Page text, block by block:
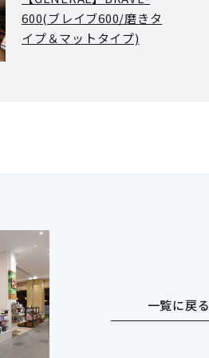
600(ブレイブ600/磨きタ
イプ＆マットタイプ)
一覧に戻る